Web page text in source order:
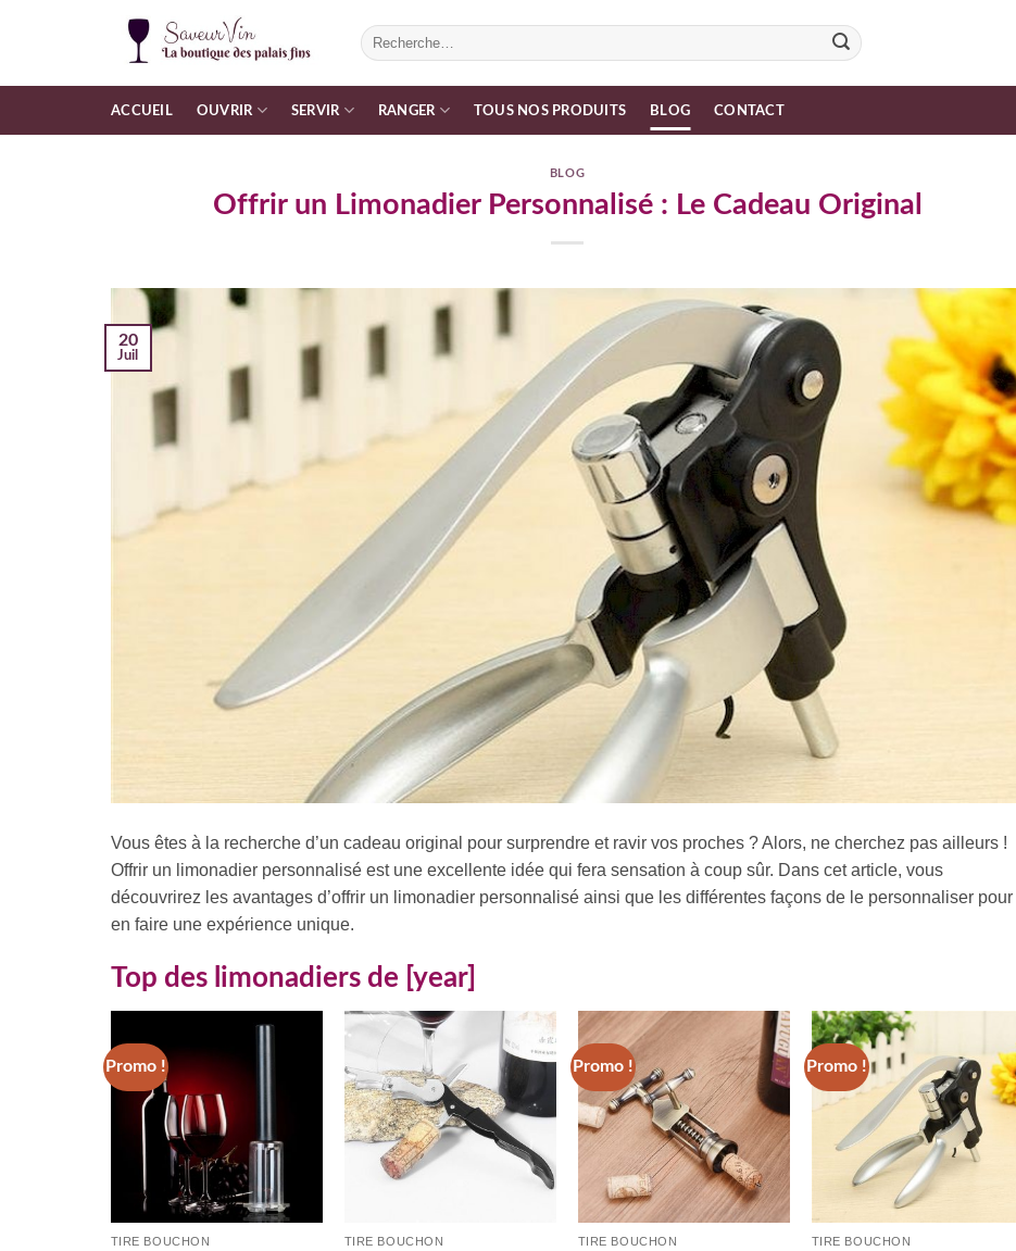
Recherche
pour :
ACCUEIL OUVRIR SERVIR RANGER TOUS NOS PRODUITS BLOG CONTACT
BLOG
Offrir un Limonadier Personnalisé : Le Cadeau Original
20
Juil
Vous êtes à la recherche d’un cadeau original pour surprendre et ravir vos proches ? Alors, ne cherchez pas ailleurs !
Offrir un limonadier personnalisé est une excellente idée qui fera sensation à coup sûr. Dans cet article, vous
découvrirez les avantages d’offrir un limonadier personnalisé ainsi que les différentes façons de le personnaliser pour
en faire une expérience unique.
Top des limonadiers de [year]
Promo !
TIRE BOUCHON TIRE BOUCHON
Promo !
TIRE BOUCHON
Promo !
TIRE BOUCHON